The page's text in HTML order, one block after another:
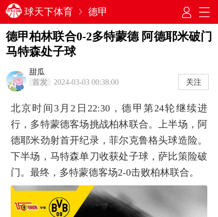
球天下体育 德甲
德甲柏林联合0-2多特蒙德 阿德耶米破门
马特森处子球
甜瓜
首发
2024-03-03 00:38:00 关注
北京时间3月2日22:30，德甲第24轮继续进
行，多特蒙德客场挑战柏林联合。上半场，阿
德耶米劲射首开纪录，菲尔克鲁格头球造险。
下半场，马特森单刀收获处子球，萨比策险破
门。最终，多特蒙德客场2-0击败柏林联合。